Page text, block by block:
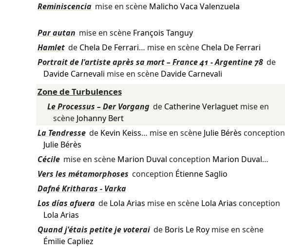
Reminiscencia mise en scène Malicho Vaca Valenzuela
Par autan mise en scène François Tanguy
Hamlet de Chela De Ferrari… mise en scène Chela De Ferrari
Portrait de l'artiste après sa mort – France 41 - Argentine 78 de
Davide Carnevali mise en scène Davide Carnevali
Zone de Turbulences
Le Processus – Der Vorgang de Catherine Verlaguet mise en
scène Johanny Bert
La Tendresse de Kevin Keiss… mise en scène Julie Bérès conception
Julie Bérès
Cécile mise en scène Marion Duval conception Marion Duval…
Vers les métamorphoses conception Étienne Saglio
Dafné Kritharas - Varka
Los días afuera de Lola Arias mise en scène Lola Arias conception
Lola Arias
Quand j'étais petite je voterai de Boris Le Roymise en scène
Émilie Capliez